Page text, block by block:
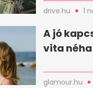
drive.hu 1
A jó
vita néha
glamour.hu